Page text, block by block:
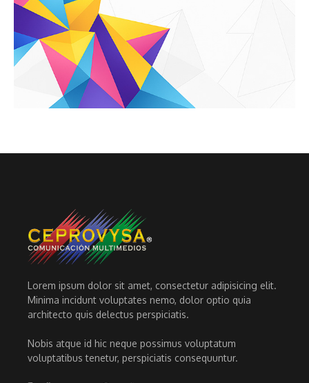
Lorem ipsum dolor sit amet, consectetur adipisicing elit.
Minima incidunt voluptates nemo, dolor optio quia
architecto quis delectus perspiciatis.
Nobis atque id hic neque possimus voluptatum
voluptatibus tenetur, perspiciatis consequuntur.